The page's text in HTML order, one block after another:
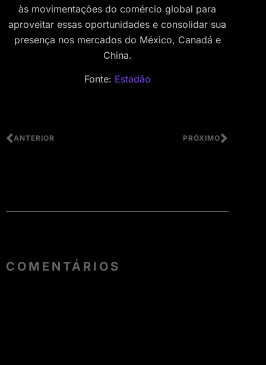
às movimentações do comércio global para
aproveitar essas oportunidades e consolidar sua
presença nos mercados do México, Canadá e
China.
Fonte: Estadão
ANTERIOR PRÓXIMO
COMENTÁRIOS